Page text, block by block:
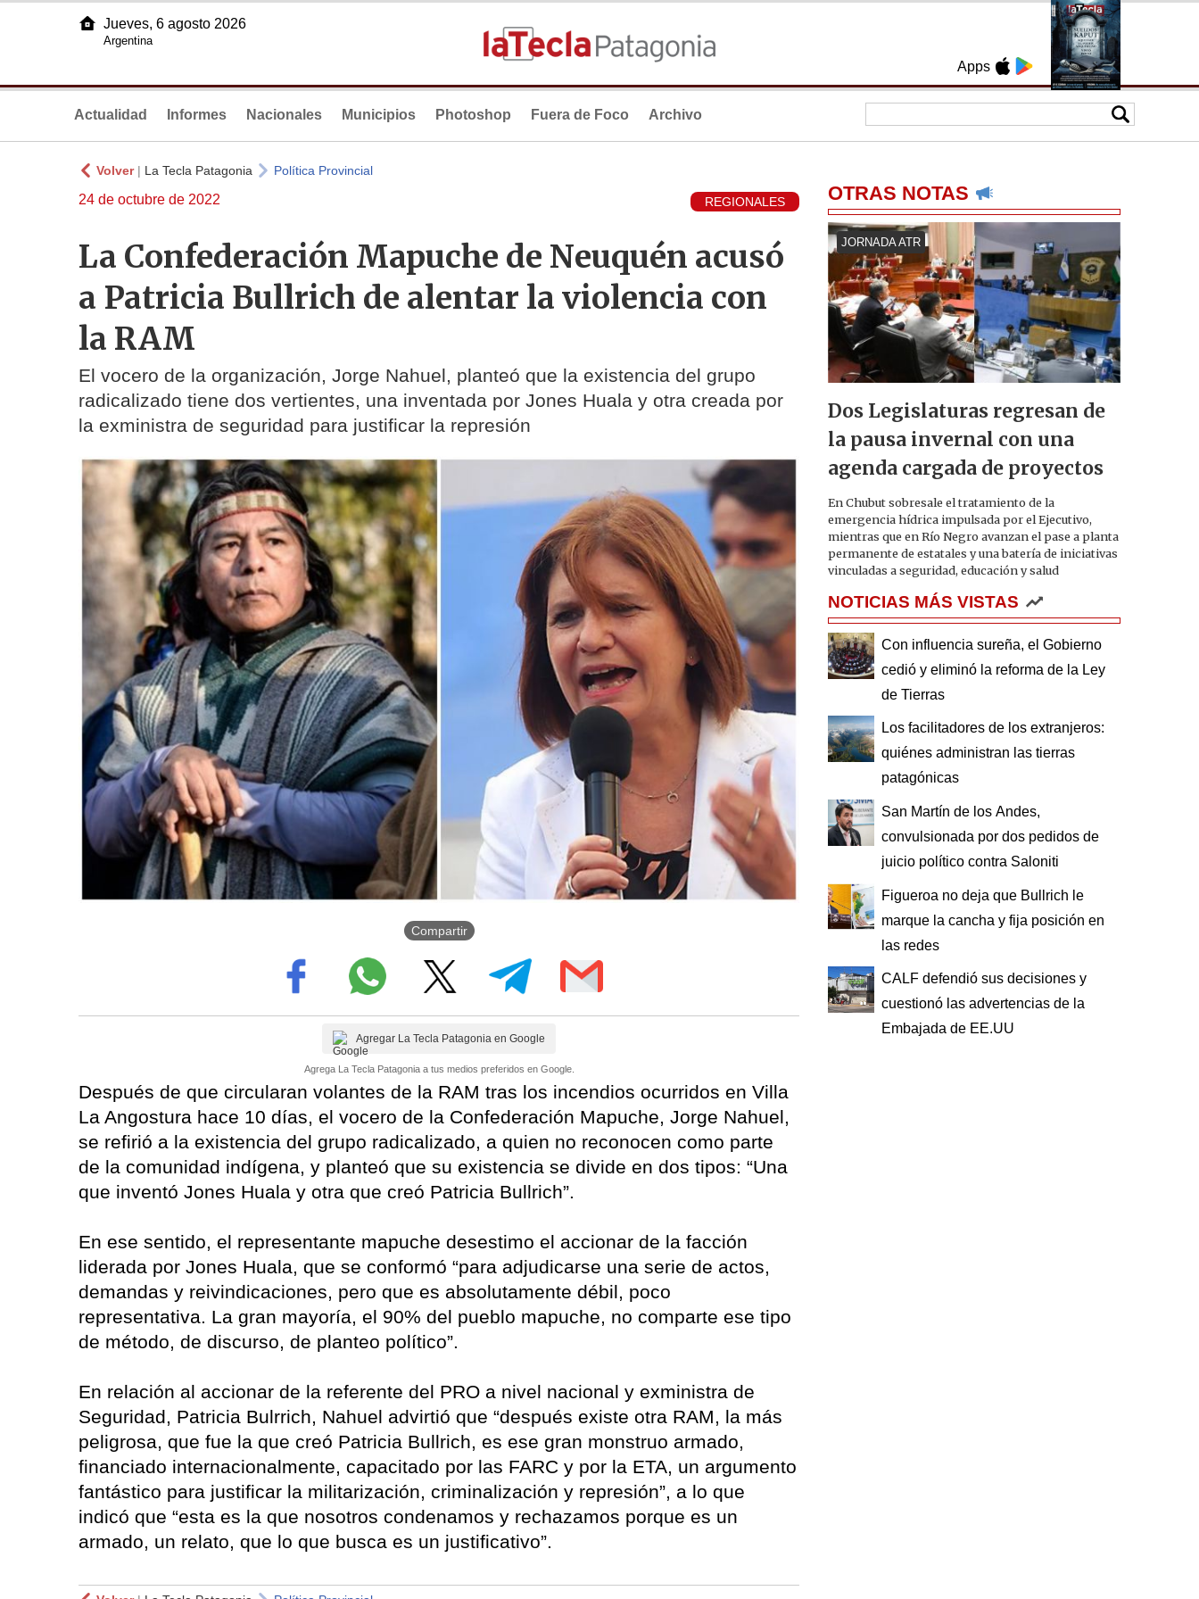
Apps
Jueves, 6 agosto 2026
Argentina
Actualidad Informes Nacionales Municipios Photoshop Fuera de Foco Archivo
Volver| La Tecla Patagonia Política Provincial
24 de octubre de 2022 REGIONALES
La Confederación Mapuche de Neuquén acusó
a Patricia Bullrich de alentar la violencia con
la RAM
El vocero de la organización, Jorge Nahuel, planteó que la existencia del grupo
radicalizado tiene dos vertientes, una inventada por Jones Huala y otra creada por
la exministra de seguridad para justificar la represión
Compartir
Agregar La Tecla Patagonia en Google
Agrega La Tecla Patagonia a tus medios preferidos en Google.
Después de que circularan volantes de la RAM tras los incendios ocurridos en Villa
La Angostura hace 10 días, el vocero de la Confederación Mapuche, Jorge Nahuel,
se refirió a la existencia del grupo radicalizado, a quien no reconocen como parte
de la comunidad indígena, y planteó que su existencia se divide en dos tipos: “Una
que inventó Jones Huala y otra que creó Patricia Bullrich”.
En ese sentido, el representante mapuche desestimo el accionar de la facción
liderada por Jones Huala, que se conformó “para adjudicarse una serie de actos,
demandas y reivindicaciones, pero que es absolutamente débil, poco
representativa. La gran mayoría, el 90% del pueblo mapuche, no comparte ese tipo
de método, de discurso, de planteo político”.
En relación al accionar de la referente del PRO a nivel nacional y exministra de
Seguridad, Patricia Bulrrich, Nahuel advirtió que “después existe otra RAM, la más
peligrosa, que fue la que creó Patricia Bullrich, es ese gran monstruo armado,
financiado internacionalmente, capacitado por las FARC y por la ETA, un argumento
fantástico para justificar la militarización, criminalización y represión”, a lo que
indicó que “esta es la que nosotros condenamos y rechazamos porque es un
armado, un relato, que lo que busca es un justificativo”.
OTRAS NOTAS
JORNADA ATR
Dos Legislaturas regresan de
la pausa invernal con una
agenda cargada de proyectos
En Chubut sobresale el tratamiento de la
emergencia hídrica impulsada por el Ejecutivo,
mientras que en Río Negro avanzan el pase a planta
permanente de estatales y una batería de iniciativas
vinculadas a seguridad, educación y salud
NOTICIAS MÁS VISTAS
Con influencia sureña, el Gobierno
cedió y eliminó la reforma de la Ley
de Tierras
Los facilitadores de los extranjeros:
quiénes administran las tierras
patagónicas
San Martín de los Andes,
convulsionada por dos pedidos de
juicio político contra Saloniti
Figueroa no deja que Bullrich le
marque la cancha y fija posición en
las redes
CALF defendió sus decisiones y
cuestionó las advertencias de la
Embajada de EE.UU